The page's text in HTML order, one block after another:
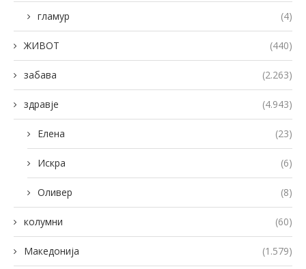
гламур (4)
ЖИВОТ (440)
забава (2.263)
здравје (4.943)
Елена (23)
Искра (6)
Оливер (8)
колумни (60)
Македонија (1.579)